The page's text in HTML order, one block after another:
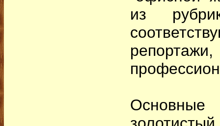
из
Основные